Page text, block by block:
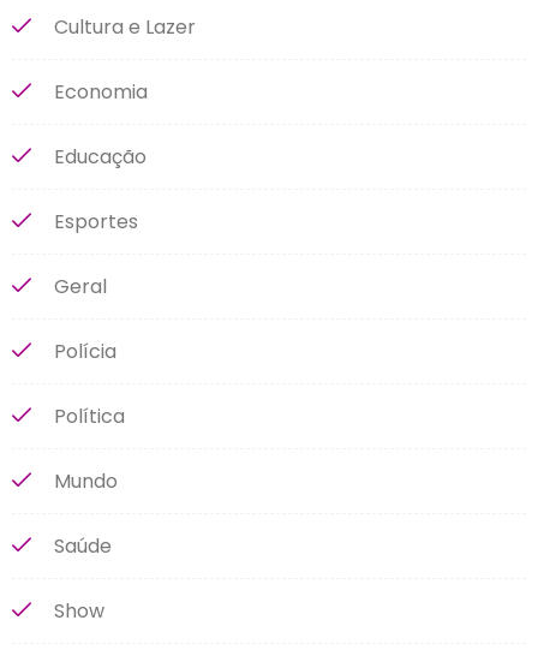
Cultura e Lazer
Economia
Educação
Esportes
Geral
Polícia
Política
Mundo
Saúde
Show